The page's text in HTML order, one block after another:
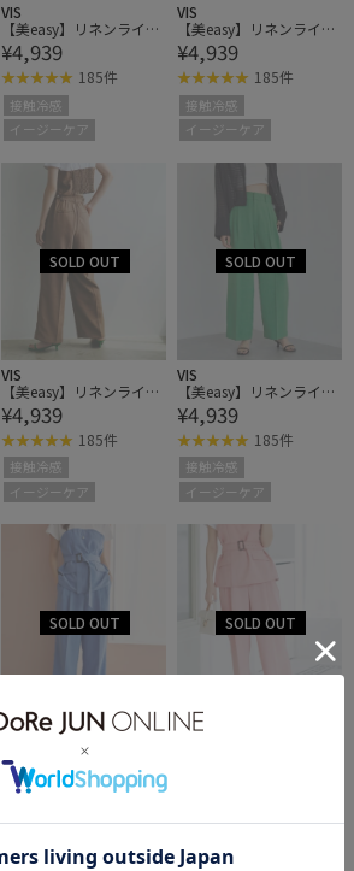
VIS
【美easy】リネンライク
ワンタックワイドスラッ
クスパンツ
¥4,939
185件
接触冷感
イージーケア
VIS
【美easy】リネンライク
ワンタックワイドスラッ
クスパンツ
¥4,939
185件
接触冷感
イージーケア
VIS
【美easy】リネンライク
ワンタックワイドスラッ
クスパンツ
¥4,939
185件
接触冷感
イージーケア
VIS
【美easy】リネンライク
ワンタックワイドスラッ
クスパンツ
¥4,939
185件
接触冷感
イージーケア
VIS
【美easy】リネンライク
ワンタックワイドスラッ
クスパンツ
¥4,939
接触冷感
イージーケア
VIS
接触冷感
イージーケア